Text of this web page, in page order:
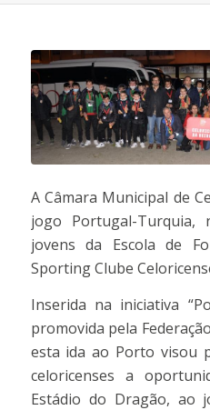
A Câmara Municipal de
jogo Portugal-Turquia,
jovens da Escola de
Sporting Clube
Inserida na iniciativa
promovida pela
esta ida ao Porto visou
celoricenses a
Estádio do Dragão, ao